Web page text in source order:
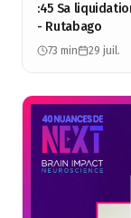
:45 Sa
- Rutabago
73 min 29 juil.